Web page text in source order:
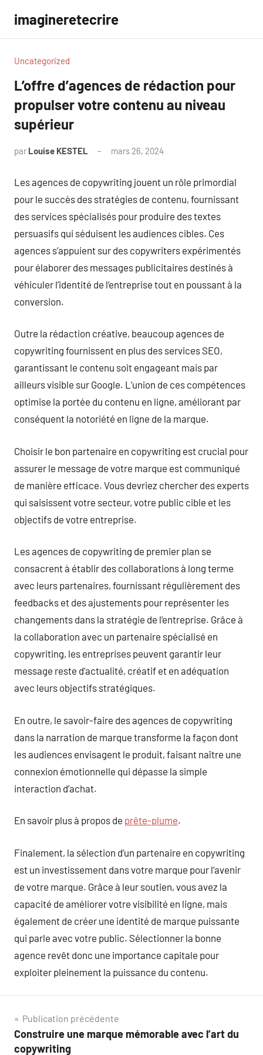
contenu
imagineretecrire
Uncategorized
L’offre d’agences de rédaction pour
propulser votre contenu au niveau
supérieur
par Louise KESTEL mars 26, 2024
Les agences de copywriting jouent un rôle primordial
pour le succès des stratégies de contenu, fournissant
des services spécialisés pour produire des textes
persuasifs qui séduisent les audiences cibles. Ces
agences s’appuient sur des copywriters expérimentés
pour élaborer des messages publicitaires destinés à
véhiculer l’identité de l’entreprise tout en poussant à la
conversion.
Outre la rédaction créative, beaucoup agences de
copywriting fournissent en plus des services SEO,
garantissant le contenu soit engageant mais par
ailleurs visible sur Google. L’union de ces compétences
optimise la portée du contenu en ligne, améliorant par
conséquent la notoriété en ligne de la marque.
Choisir le bon partenaire en copywriting est crucial pour
assurer le message de votre marque est communiqué
de manière efficace. Vous devriez chercher des experts
qui saisissent votre secteur, votre public cible et les
objectifs de votre entreprise.
Les agences de copywriting de premier plan se
consacrent à établir des collaborations à long terme
avec leurs partenaires, fournissant régulièrement des
feedbacks et des ajustements pour représenter les
changements dans la stratégie de l’entreprise. Grâce à
la collaboration avec un partenaire spécialisé en
copywriting, les entreprises peuvent garantir leur
message reste d’actualité, créatif et en adéquation
avec leurs objectifs stratégiques.
En outre, le savoir-faire des agences de copywriting
dans la narration de marque transforme la façon dont
les audiences envisagent le produit, faisant naître une
connexion émotionnelle qui dépasse la simple
interaction d’achat.
En savoir plus à propos de prête-plume.
Finalement, la sélection d’un partenaire en copywriting
est un investissement dans votre marque pour l’avenir
de votre marque. Grâce à leur soutien, vous avez la
capacité de améliorer votre visibilité en ligne, mais
également de créer une identité de marque puissante
qui parle avec votre public. Sélectionner la bonne
agence revêt donc une importance capitale pour
exploiter pleinement la puissance du contenu.
Navigation
de
Publication précédente
Construire une marque mémorable avec l’art du
copywriting